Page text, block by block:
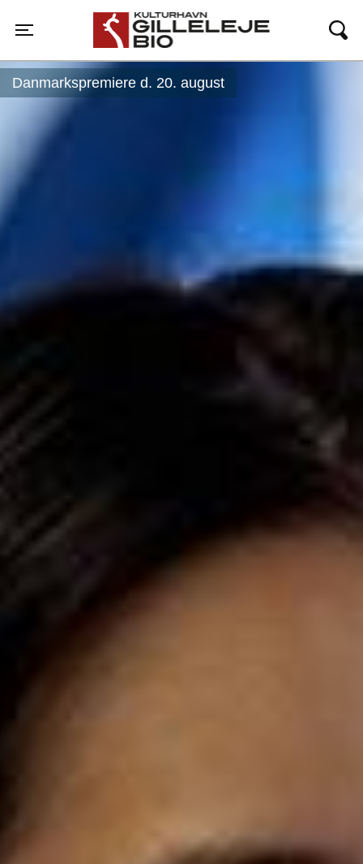
Toggle navigation
Gilleleje Bio
Danmarkspremiere d. 20. august